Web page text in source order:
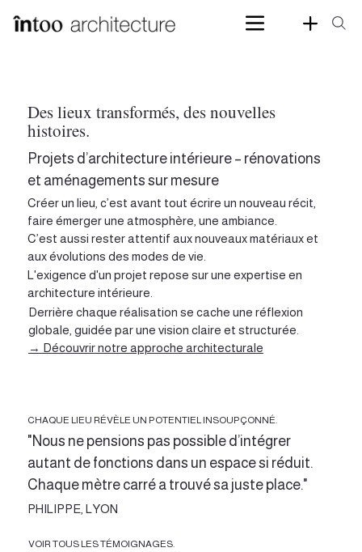
Des lieux transformés, des nouvelles
histoires.
Projets d’architecture intérieure – rénovations
et aménagements sur mesure
Créer un lieu, c’est avant tout écrire un nouveau récit,
faire émerger une atmosphère, une ambiance.
C’est aussi rester attentif aux nouveaux matériaux et
aux évolutions des modes de vie.
L'exigence d'un projet repose sur uneexpertise en
architecture intérieure
Derrière chaque réalisation se cache une réflexion
globale, guidée par une vision claire et structurée.
→ Découvrir notre approche architecturale
CHAQUE LIEU RÉVÈLE UN POTENTIEL INSOUPÇONNÉ.
"Nous ne pensions pas possible d’intégrer
autant de fonctions dans un espace si réduit.
Chaque mètre carré a trouvé sa juste place."
PHILIPPE, LYON
VOIR TOUS LES TÉMOIGNAGES.